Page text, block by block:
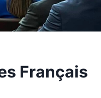
Français